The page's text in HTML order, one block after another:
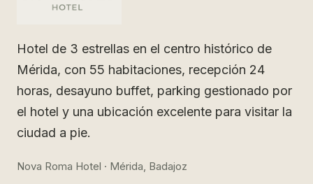
Hotel de 3 estrellas en el centro histórico de
Mérida, con 55 habitaciones, recepción 24
horas, desayuno buffet, parking gestionado por
el hotel y una ubicación excelente para visitar la
ciudad a pie.
Nova Roma Hotel · Mérida, Badajoz